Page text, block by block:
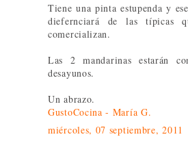
Tiene una pinta estupenda y
diefernciará de las típicas
comercializan.
Las 2 mandarinas estarán
desayunos.
Un abrazo.
GustoCocina - María G.
miércoles, 07 septiembre, 2011